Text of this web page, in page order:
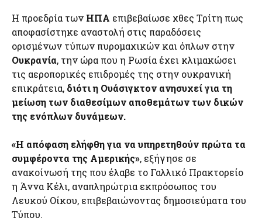
Η προεδρία των ΗΠΑ επιβεβαίωσε χθες Τρίτη πως
αποφασίστηκε αναστολή στις παραδόσεις
ορισμένων τύπων πυρομαχικών και όπλων στην
Ουκρανία, την ώρα που η Ρωσία έχει κλιμακώσει
τις αεροπορικές επιδρομές της στην ουκρανική
επικράτεια, διότι η Ουάσιγκτον ανησυχεί για τη
μείωση των διαθεσίμων αποθεμάτων των δικών
της ενόπλων δυνάμεων.
«Η απόφαση ελήφθη για να υπηρετηθούν πρώτα τα
συμφέροντα της Αμερικής», εξήγησε σε
ανακοίνωσή της που έλαβε το Γαλλικό Πρακτορείο
η Άννα Κέλι, αναπληρώτρια εκπρόσωπος του
Λευκού Οίκου, επιβεβαιώνοντας δημοσιεύματα του
Τύπου.